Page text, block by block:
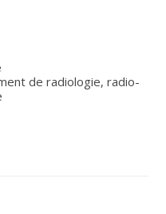
de radiologie, radio-